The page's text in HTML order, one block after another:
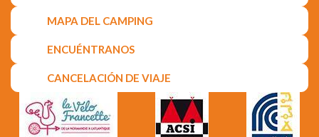
MAPA DEL CAMPING
ENCUÉNTRANOS
CANCELACIÓN DE VIAJE